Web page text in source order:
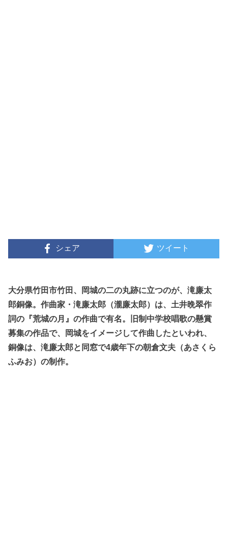
シェア ツイート
大分県竹田市竹田、岡城の二の丸跡に立つのが、滝廉太
郎銅像。作曲家・滝廉太郎（瀧廉太郎）は、土井晩翠作
詞の『荒城の月』の作曲で有名。旧制中学校唱歌の懸賞
募集の作品で、岡城をイメージして作曲したといわれ、
銅像は、滝廉太郎と同窓で4歳年下の朝倉文夫（あさくら
ふみお）の制作。